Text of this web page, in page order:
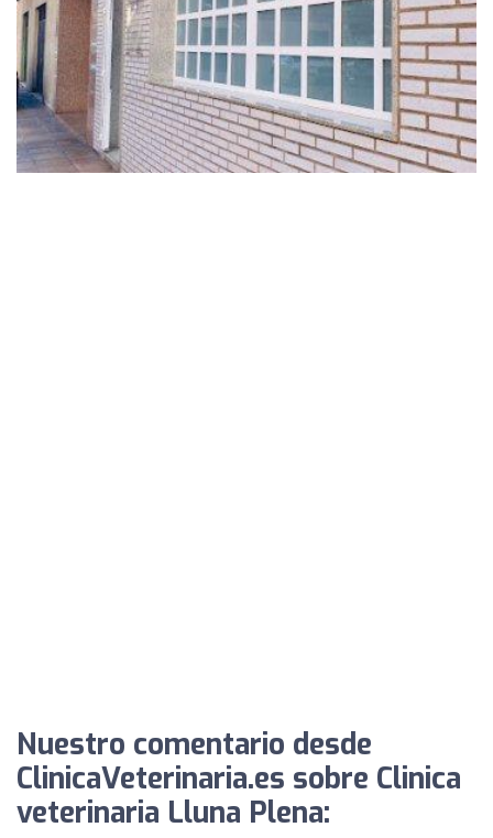
Nuestro comentario desde
ClinicaVeterinaria.es sobre Clinica
veterinaria Lluna Plena: